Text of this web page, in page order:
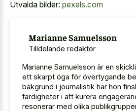
Utvalda bilder: pexels.com
Marianne Samuelsson
Tilldelande redaktör
Marianne Samuelsson är en
ett skarpt öga för övertygande
bakgrund i journalistik har hon
färdigheter i att kurera
resonerar med olika